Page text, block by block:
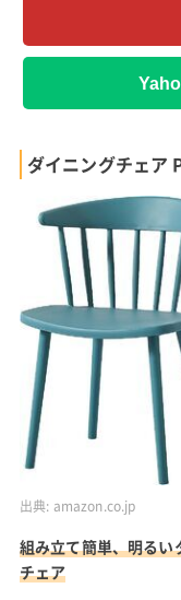
ダイニングチェア
出典: amazon.co.jp
組み立て簡単、明る
チェア